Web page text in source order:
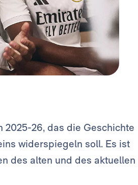
26, das die Geschichte
widerspiegeln soll. Es ist
des alten und des aktuellen